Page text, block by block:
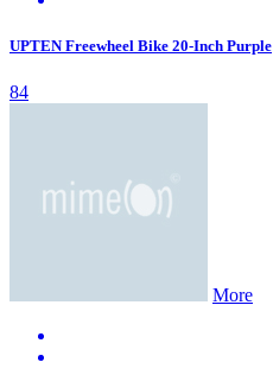
UPTEN Freewheel Bike 20-Inch Purple
84
More